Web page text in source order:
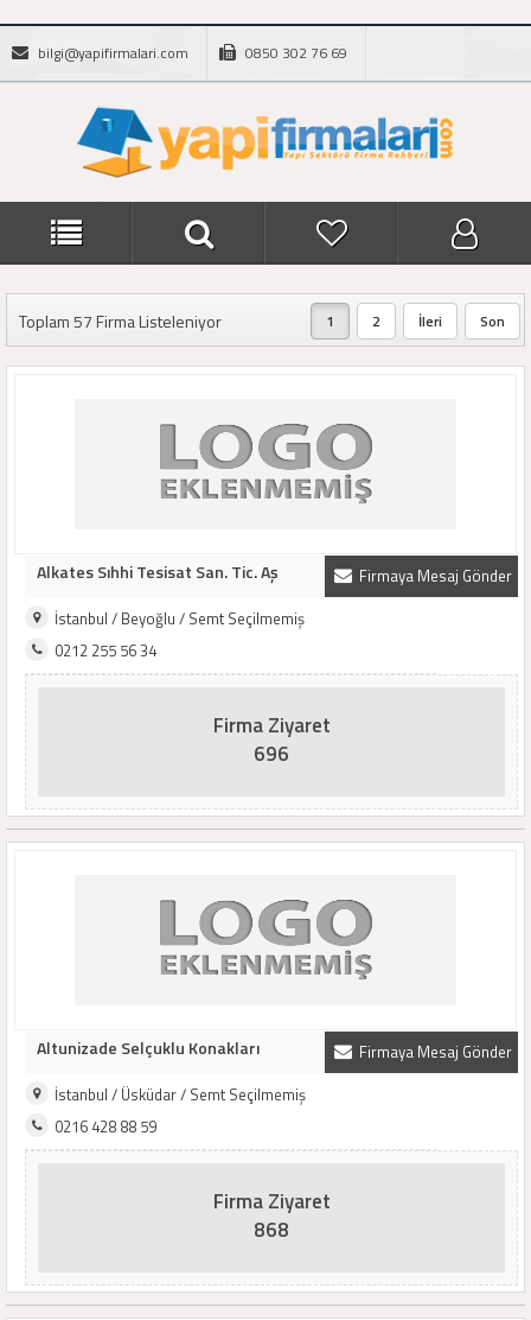
bilgi@yapifirmalari.com 0850 302 76 69
Toplam 57 Firma Listeleniyor 1 2 İleri Son
Firmaya Mesaj Gönder
Alkates Sıhhi Tesisat San. Tic. Aş
İstanbul / Beyoğlu / Semt Seçilmemiş
0212 255 56 34
Firma Ziyaret
696
Firmaya Mesaj Gönder
Altunizade Selçuklu Konakları
İstanbul / Üsküdar / Semt Seçilmemiş
0216 428 88 59
Firma Ziyaret
868